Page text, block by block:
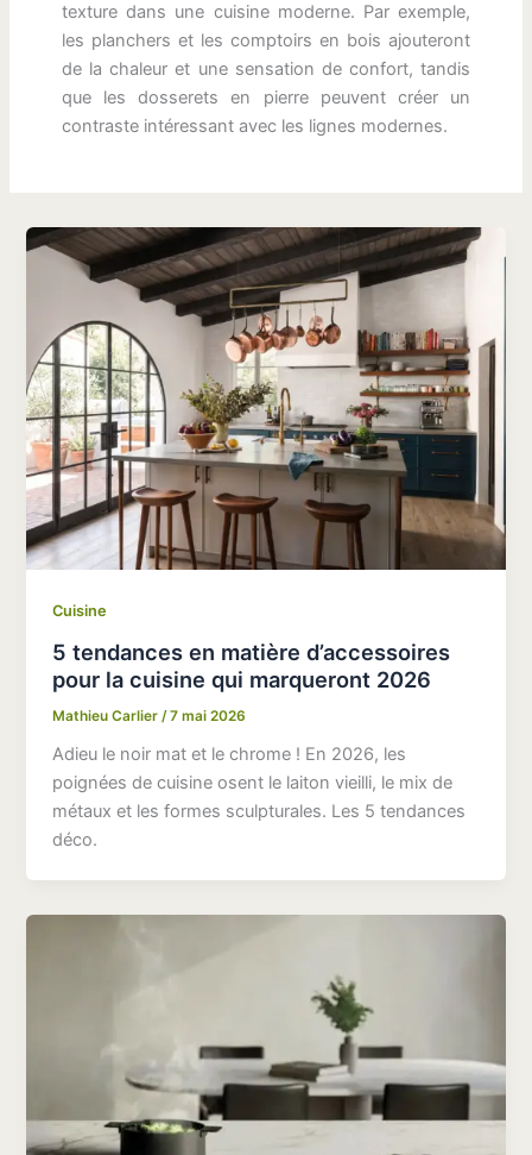
texture dans une cuisine moderne. Par exemple,
les planchers et les comptoirs en bois ajouteront
de la chaleur et une sensation de confort, tandis
que les dosserets en pierre peuvent créer un
contraste intéressant avec les lignes modernes.
Cuisine
5 tendances en matière d’accessoires
pour la cuisine qui marqueront 2026
Mathieu Carlier /7 mai 2026
Adieu le noir mat et le chrome ! En 2026, les
poignées de cuisine osent le laiton vieilli, le mix de
métaux et les formes sculpturales. Les 5 tendances
déco.